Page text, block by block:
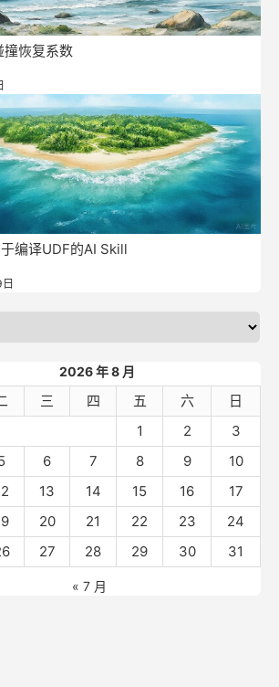
撞恢复系数
编译UDF的AI Skill
2026 年 8 月
三 四 五 六
日
1
2
3
6 7 8 9
10
13 14 15 16
17
20 21 22 23
24
27 28 29 30 31
« 7 月